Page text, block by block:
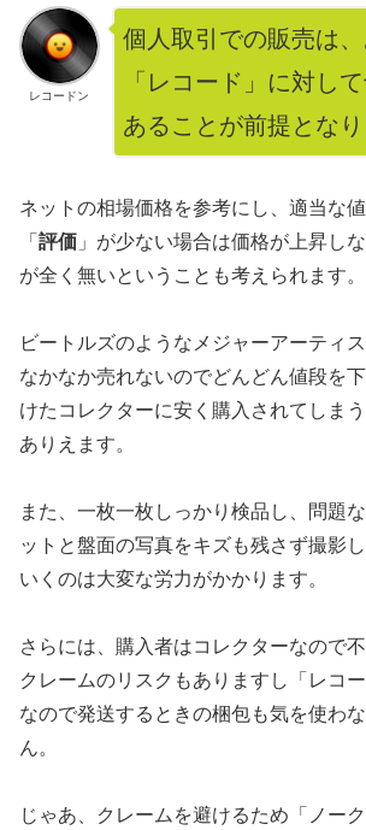
レコードン
個人取引での販売は
「レコード」に対し
あることが前提となり
ネットの相場価格を参考にし、適当な
「 評価 」が少ない場合は価格が上昇し
が全く無いということも考えられます。
ビートルズのようなメジャーアーティ
なかなか売れないのでどんどん値段を
けたコレクターに安く購入されてしま
ありえます。
また、一枚一枚しっかり検品し、問題
ットと盤面の写真をキズも残さず撮影
いくのは大変な労力がかかります。
さらには、購入者はコレクターなので
クレームのリスクもありますし「レコ
なので発送するときの梱包も気を使わ
ん。
じゃあ、クレームを避けるため「ノー